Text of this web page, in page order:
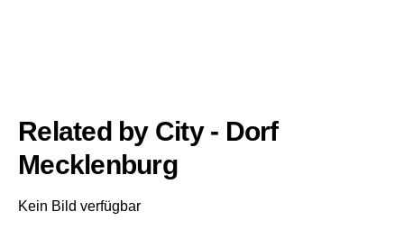
Related by City - Dorf
Mecklenburg
Kein Bild verfügbar